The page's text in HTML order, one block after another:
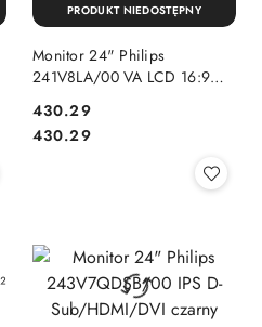
Monitor 24" Philips
241V8LA/00 VA LCD 16:9
3000:1 VGA HDMI czarny
Cena:
430.29
Cena:
430.29
PRODUKT NIEDOSTĘPNY